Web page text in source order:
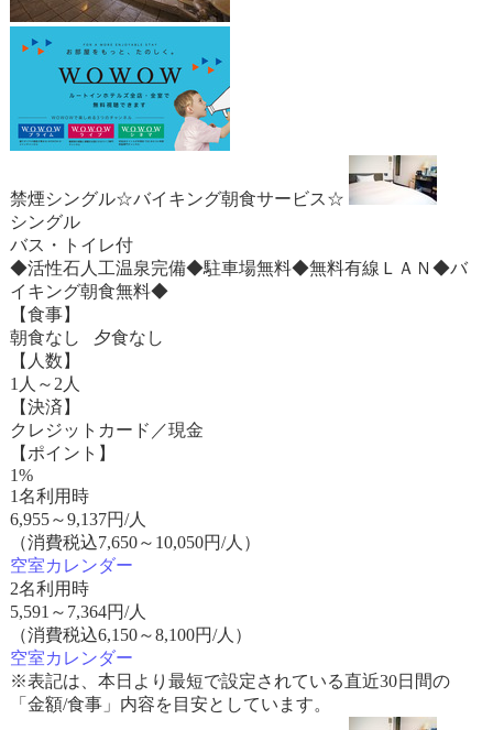
禁煙シングル☆バイキング朝食サービス☆
シングル
バス・トイレ付
◆活性石人工温泉完備◆駐車場無料◆無料有線ＬＡＮ◆バ
イキング朝食無料◆
【食事】
朝食なし 夕食なし
【人数】
1人～2人
【決済】
クレジットカード／現金
【ポイント】
1%
1名利用時
6,955～9,137円/人
（消費税込7,650～10,050円/人）
空室カレンダー
2名利用時
5,591 ～ 7,364円/人
（消費税込6,150～8,100円/人）
空室カレンダー
※表記は、本日より最短で設定されている直近30日間の
「金額/食事」内容を目安としています。